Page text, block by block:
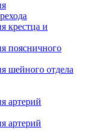
крестца и
поясничного
шейного отдела
артерий
артерий